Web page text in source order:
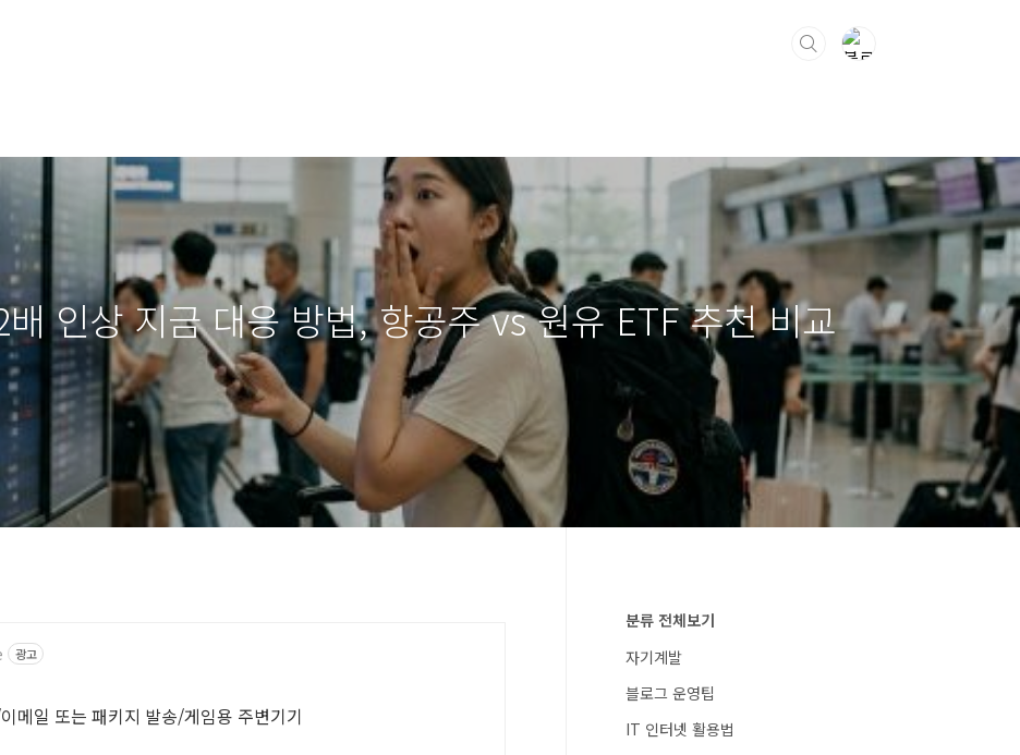
인상 지금 대응 방법, 항공주 vs 원유 ETF 추천 비교
광고
메일 또는 패키지 발송/게임용 주변기기
분류 전체보기
자기계발
블로그 운영팁
IT 인터넷 활용법